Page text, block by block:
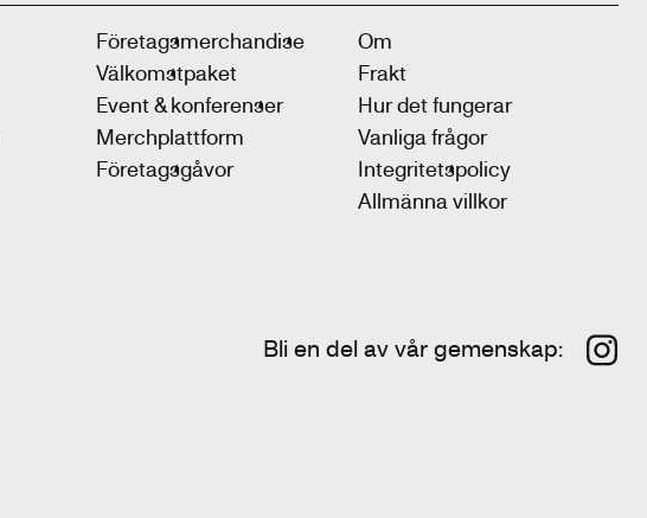
Företagsmerchandise
Välkomstpaket
Event & konferenser
Merchplattform
Företagsgåvor
Om
Frakt
Hur det fungerar
Vanliga frågor
Integritetspolicy
Allmänna villkor
Bli en del av vår gemenskap: